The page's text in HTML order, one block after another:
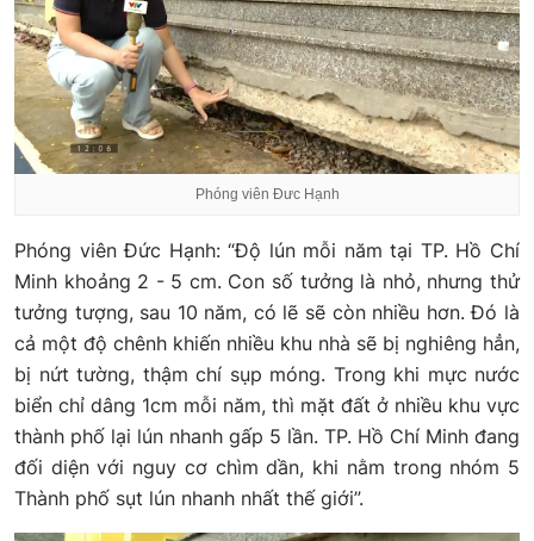
Phóng viên Đưc Hạnh
Phóng viên Đức Hạnh: “Độ lún mỗi năm tại TP. Hồ Chí
Minh khoảng 2 - 5 cm. Con số tưởng là nhỏ, nhưng thử
tưởng tượng, sau 10 năm, có lẽ sẽ còn nhiều hơn. Đó là
cả một độ chênh khiến nhiều khu nhà sẽ bị nghiêng hẳn,
bị nứt tường, thậm chí sụp móng. Trong khi mực nước
biển chỉ dâng 1cm mỗi năm, thì mặt đất ở nhiều khu vực
thành phố lại lún nhanh gấp 5 lần. TP. Hồ Chí Minh đang
đối diện với nguy cơ chìm dần, khi nằm trong nhóm 5
Thành phố sụt lún nhanh nhất thế giới”.